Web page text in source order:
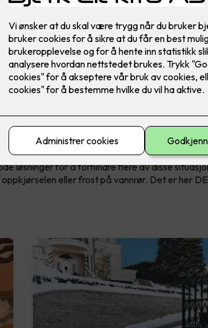
og mer komfortabel
et ganske tøft vinterklima. Med mye snø og is
og til og med farlige situasjoner i hverdagen.
løsninger for å forhindre flere av disse
oppkjørselen eller frost på vannrør. Det er her